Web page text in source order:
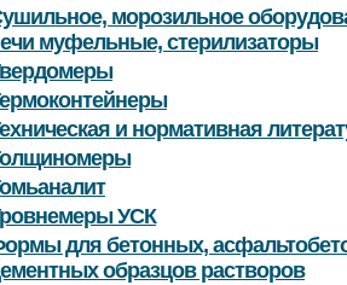
морозильное
муфельные, стерилизаторы
и нормативная
УСК
для бетонных,
образцов растворов